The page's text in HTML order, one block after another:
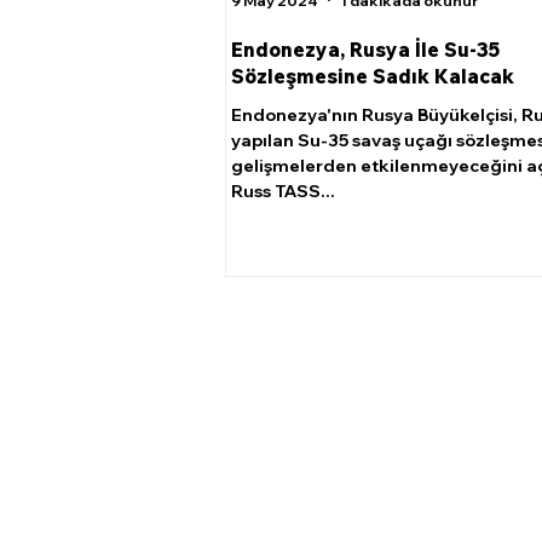
Endonezya, Rusya İle Su-35
Sözleşmesine Sadık Kalacak
Endonezya'nın Rusya Büyükelçisi,
yapılan Su-35 savaş uçağı
gelişmelerden etkilenmeyeceğini
Russ TASS...